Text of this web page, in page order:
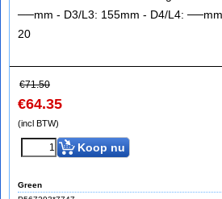
──mm - D3/L3: 155mm - D4/L4:
20
€71.50
€64.35
(incl BTW)
Koop nu
Green